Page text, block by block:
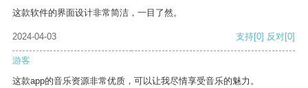
这款软件的界面设计非常简洁，一目了然。
2024-04-03 支持[0] 反对[0]
游客
这款app的音乐资源非常优质，可以让我尽情享受音乐的魅力。